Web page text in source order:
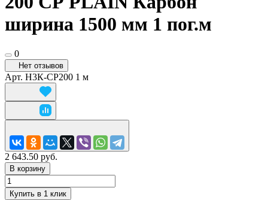
ширина 1500 мм 1 пог.м
0
Нет отзывов
Арт. Н3К-СР200 1 м
2 643.50 руб.
В корзину
Купить в 1 клик